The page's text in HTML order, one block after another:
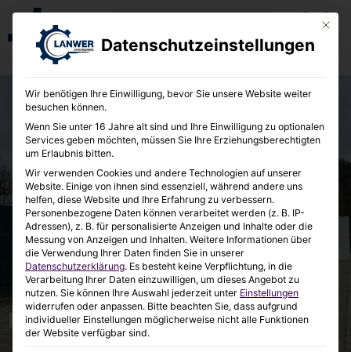
KONTAKT
Mit
Datenschutzeinstellungen
Wir benötigen Ihre Einwilligung, bevor Sie unsere Website weiter
besuchen können.
Wenn Sie unter 16 Jahre alt sind und Ihre Einwilligung zu optionalen
Services geben möchten, müssen Sie Ihre Erziehungsberechtigten
um Erlaubnis bitten.
Wir verwenden Cookies und andere Technologien auf unserer
Website. Einige von ihnen sind essenziell, während andere uns
helfen, diese Website und Ihre Erfahrung zu verbessern.
Personenbezogene Daten können verarbeitet werden (z. B. IP-
Adressen), z. B. für personalisierte Anzeigen und Inhalte oder die
Messung von Anzeigen und Inhalten. Weitere Informationen über
die Verwendung Ihrer Daten finden Sie in unserer
Datenschutzerklärung. Es besteht keine Verpflichtung, in die
Verarbeitung Ihrer Daten einzuwilligen, um dieses Angebot zu
nutzen. Sie können Ihre Auswahl jederzeit unter Einstellungen
widerrufen oder anpassen. Bitte beachten Sie, dass aufgrund
individueller Einstellungen möglicherweise nicht alle Funktionen
der Website verfügbar sind.